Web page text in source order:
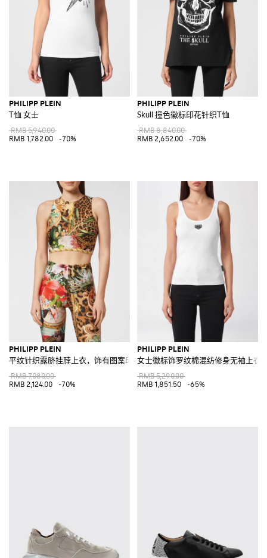
PHILIPP PLEIN
T恤 女士
RMB 5,940.00
RMB 1,782.00
-70%
PHILIPP PLEIN
Skull 撞色徽标印花针织T恤
RMB 8,840.00
RMB 2,652.00
-70%
PHILIPP PLEIN
平纹针织露脐挂脖上衣，饰有图案印花
RMB 7,080.00
RMB 2,124.00
-70%
PHILIPP PLEIN
女士徽标饰罗纹棉混纺修身无袖上衣
RMB 5,290.00
RMB 1,851.50
-65%